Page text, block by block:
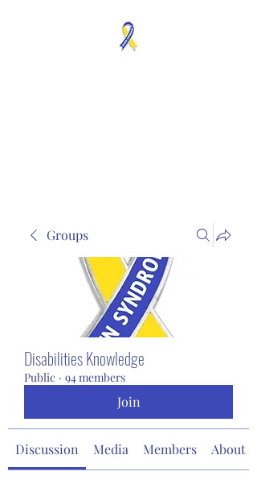
Groups
Disabilities Knowledge
Public · 94 members
Join
Discussion Media Members About